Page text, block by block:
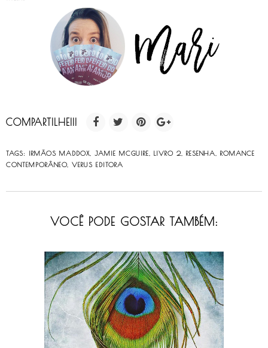
COMPARTILHE!!!
TAGS: IRMÃOS MADDOX JAMIE MCGUIRE LIVRO 2 RESENHA
ROMANCE
CONTEMPORÂNEO
VERUS EDITORA
VOCÊ PODE GOSTAR TAMBÉM: